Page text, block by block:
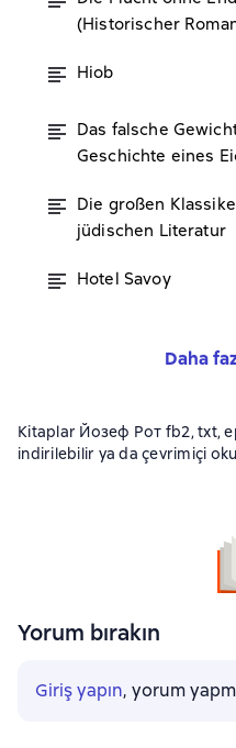
(Historischer
Hiob
Das falsche
Geschichte eines
Die großen
jüdischen Literatur
Hotel Savoy
Daha
Kitaplar Йозеф Рот fb2, txt,
indirilebilir ya da çevrimiçi
Yorum bırakın
Giriş yapın, yorum